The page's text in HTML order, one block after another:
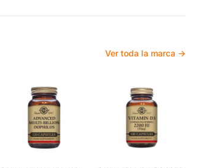
Ver toda la marca →